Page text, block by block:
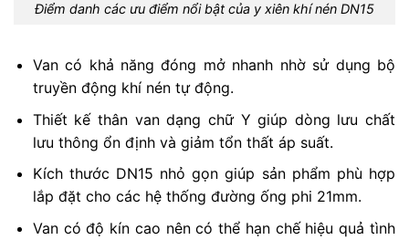
Điểm danh các ưu điểm nổi bật của y xiên khí nén DN15
Van có khả năng đóng mở nhanh nhờ sử dụng bộ
truyền động khí nén tự động.
Thiết kế thân van dạng chữ Y giúp dòng lưu chất
lưu thông ổn định và giảm tổn thất áp suất.
Kích thước DN15 nhỏ gọn giúp sản phẩm phù hợp
lắp đặt cho các hệ thống đường ống phi 21mm.
Van có độ kín cao nên có thể hạn chế hiệu quả tình